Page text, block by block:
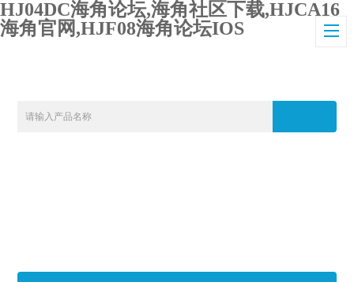
HJ04DC海角论坛,海角社区下载,HJCA16
海角官网,HJF08海角论坛IOS